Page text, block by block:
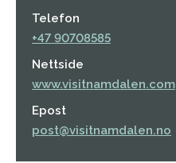
Telefon
+47 90708585
Nettside
www.visitnamdalen.com
Epost
post@visitnamdalen.no